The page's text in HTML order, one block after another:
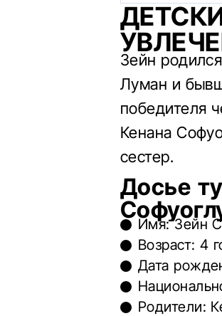
Зейн
Луман и
победителя
Кенана
сестер.
Досье
Имя: Зейн
Возраст: 4
Дата
Родители: